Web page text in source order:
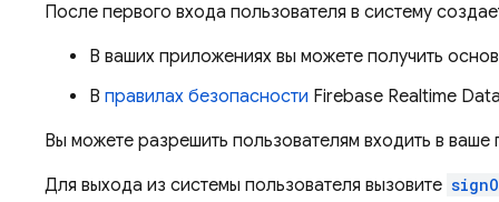
После первого входа пользователя в систему
В ваших приложениях вы можете получить
В правилах безопасности Firebase Realtime
Вы можете разрешить пользователям входить в
Для выхода из системы пользователя вызовите